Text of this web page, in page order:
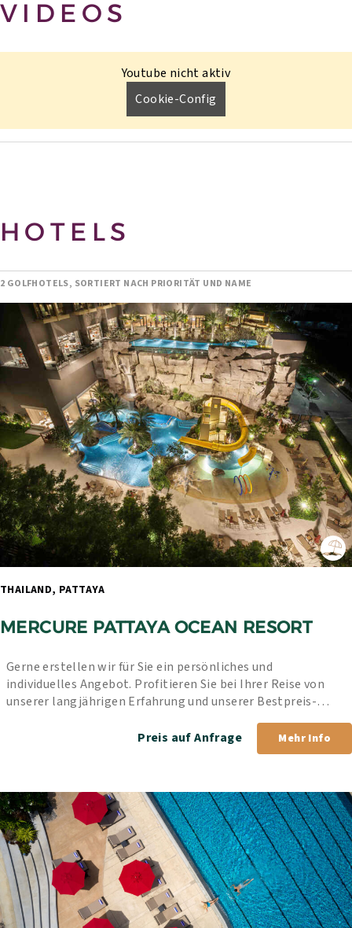
VIDEOS
Youtube nicht aktiv
Cookie-Config
HOTELS
2 GOLFHOTELS, SORTIERT NACH PRIORITÄT UND NAME
MERCURE PATTAYA OCEAN RESORT
Gerne erstellen wir für Sie ein persönliches und
individuelles Angebot. Profitieren Sie bei Ihrer Reise von
unserer langjährigen Erfahrung und unserer Bestpreis-
Preis auf Anfrage
Mehr Info